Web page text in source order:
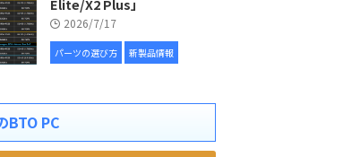
Elite/X2 Plus」
2026/7/17
パーツの選び方 新製品情報
BTO PC